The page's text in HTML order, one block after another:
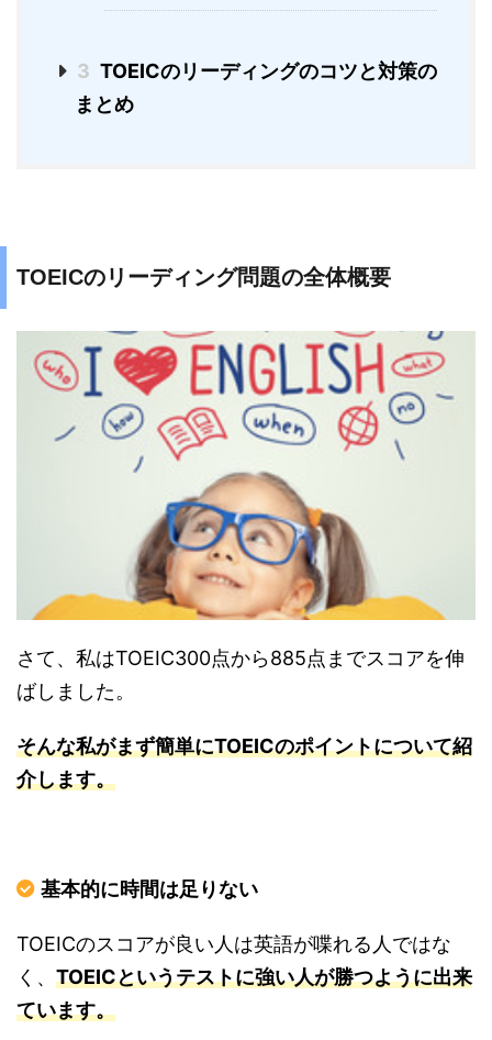
3 TOEICのリーディングのコツと対策の
まとめ
TOEICのリーディング問題の全体概要
さて、私はTOEIC300点から885点までスコアを伸
ばしました。
そんな私がまず簡単にTOEICのポイントについて紹
介します。
基本的に時間は足りない
TOEICのスコアが良い人は英語が喋れる人ではな
く、 TOEICというテストに強い人が勝つように出来
ています。